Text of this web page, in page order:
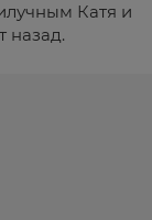
Катя и
назад.